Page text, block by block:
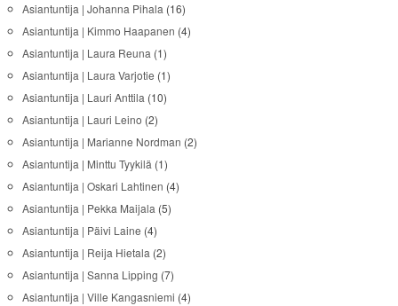
Asiantuntija | Johanna Pihala (16)
Asiantuntija | Kimmo Haapanen (4)
Asiantuntija | Laura Reuna (1)
Asiantuntija | Laura Varjotie (1)
Asiantuntija | Lauri Anttila (10)
Asiantuntija | Lauri Leino (2)
Asiantuntija | Marianne Nordman (2)
Asiantuntija | Minttu Tyykilä (1)
Asiantuntija | Oskari Lahtinen (4)
Asiantuntija | Pekka Maijala (5)
Asiantuntija | Päivi Laine (4)
Asiantuntija | Reija Hietala (2)
Asiantuntija | Sanna Lipping (7)
Asiantuntija | Ville Kangasniemi (4)